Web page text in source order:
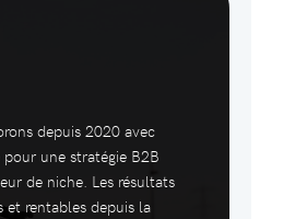
depuis 2020 avec
une stratégie B2B
de niche. Les résultats
et rentables depuis la